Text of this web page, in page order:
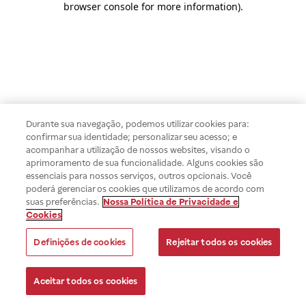
browser console for more information).
Durante sua navegação, podemos utilizar cookies para:
confirmar sua identidade; personalizar seu acesso; e
acompanhar a utilização de nossos websites, visando o
aprimoramento de sua funcionalidade. Alguns cookies são
essenciais para nossos serviços, outros opcionais. Você
poderá gerenciar os cookies que utilizamos de acordo com
suas preferências. Nossa Política de Privacidade e
Cookies
Definições de cookies Rejeitar todos os cookies
Aceitar todos os cookies